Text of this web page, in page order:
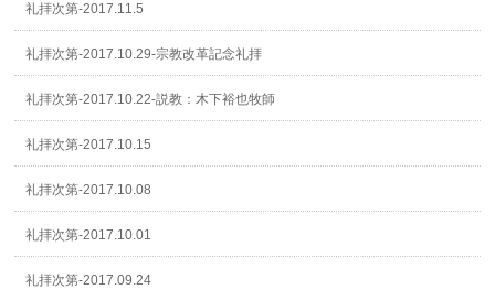
礼拝次第-2017.11.5
礼拝次第-2017.10.29-宗教改革記念礼拝
礼拝次第-2017.10.22-説教：木下裕也牧師
礼拝次第-2017.10.15
礼拝次第-2017.10.08
礼拝次第-2017.10.01
礼拝次第-2017.09.24